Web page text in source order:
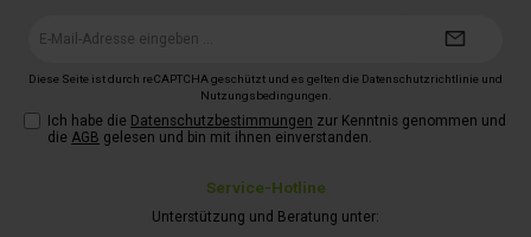
Service-Hotline
Unterstützung und Beratung unter:
Diese Seite ist durch reCAPTCHA geschützt und es gelten die Datenschutzrichtlinie und
Nutzungsbedingungen.
Ich habe die Datenschutzbestimmungen zur Kenntnis genommen und
die AGB gelesen und bin mit ihnen einverstanden.